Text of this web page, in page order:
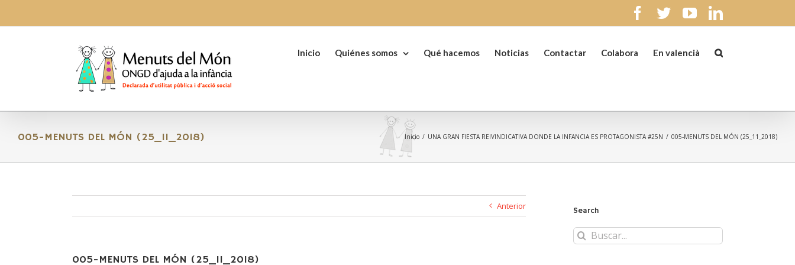
content
facebook
twitteryoutubelinkedin
Inicio Quiénes somos Qué hacemos Noticias Contactar Colabora En valencià
005-MENUTS DEL MÓN (25_11_2018) Inicio / UNA GRAN FIESTA REIVINDICATIVA DONDE LA INFANCIA ES PROTAGONISTA #25N / 005-MENUTS DEL MÓN (25_11_2018)
Anterior
005-MENUTS DEL MÓN (25_11_2018)
Search
Buscar: